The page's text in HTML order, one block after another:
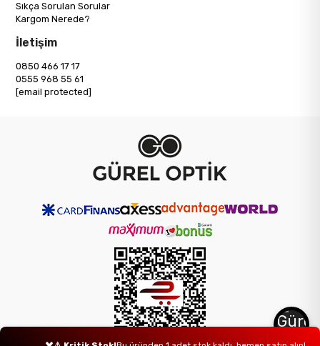
Sıkça Sorulan Sorular
Kargom Nerede?
İletişim
0850 466 17 17
0555 968 55 61
[email protected]